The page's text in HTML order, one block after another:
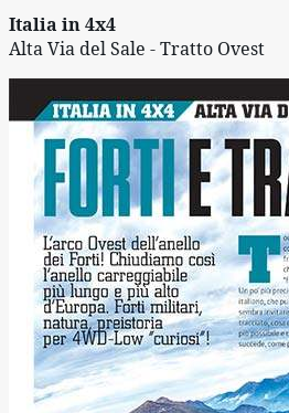
Italia in 4x4
Alta Via del Sale - Tratto Ovest